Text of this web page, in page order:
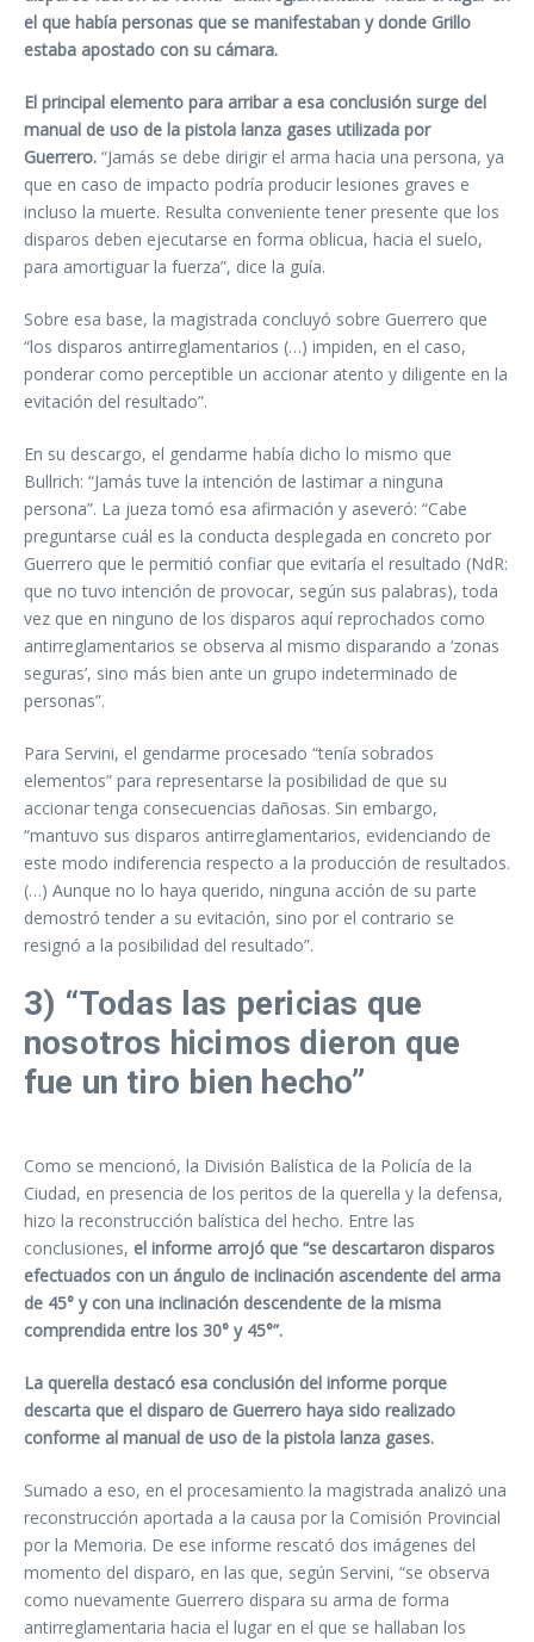
el que había personas que se manifestaban y donde Grillo
estaba apostado con su cámara.
El principal elemento para arribar a esa conclusión surge del
manual de uso de la pistola lanza gases utilizada por
Guerrero. “Jamás se debe dirigir el arma hacia una persona, ya
que en caso de impacto podría producir lesiones graves e
incluso la muerte. Resulta conveniente tener presente que los
disparos deben ejecutarse en forma oblicua, hacia el suelo,
para amortiguar la fuerza”, dice la guía.
Sobre esa base, la magistrada concluyó sobre Guerrero que
“los disparos antirreglamentarios (…) impiden, en el caso,
ponderar como perceptible un accionar atento y diligente en la
evitación del resultado”.
En su descargo, el gendarme había dicho lo mismo que
Bullrich: “Jamás tuve la intención de lastimar a ninguna
persona”. La jueza tomó esa afirmación y aseveró: “Cabe
preguntarse cuál es la conducta desplegada en concreto por
Guerrero que le permitió confiar que evitaría el resultado (NdR:
que no tuvo intención de provocar, según sus palabras), toda
vez que en ninguno de los disparos aquí reprochados como
antirreglamentarios se observa al mismo disparando a ‘zonas
seguras’, sino más bien ante un grupo indeterminado de
personas”.
Para Servini, el gendarme procesado “tenía sobrados
elementos” para representarse la posibilidad de que su
accionar tenga consecuencias dañosas. Sin embargo,
“mantuvo sus disparos antirreglamentarios, evidenciando de
este modo indiferencia respecto a la producción de resultados.
(…) Aunque no lo haya querido, ninguna acción de su parte
demostró tender a su evitación, sino por el contrario se
resignó a la posibilidad del resultado”.
3) “Todas las pericias que
nosotros hicimos dieron que
fue un tiro bien hecho”
Como se mencionó, la División Balística de la Policía de la
Ciudad, en presencia de los peritos de la querella y la defensa,
hizo la reconstrucción balística del hecho. Entre las
conclusiones, el informe arrojó que “se descartaron disparos
efectuados con un ángulo de inclinación ascendente del arma
de 45° y con una inclinación descendente de la misma
comprendida entre los 30° y 45°”.
La querella destacó esa conclusión del informe porque
descarta que el disparo de Guerrero haya sido realizado
conforme al manual de uso de la pistola lanza gases.
Sumado a eso, en el procesamiento la magistrada analizó una
reconstrucción aportada a la causa por la Comisión Provincial
por la Memoria. De ese informe rescató dos imágenes del
momento del disparo, en las que, según Servini, “se observa
como nuevamente Guerrero dispara su arma de forma
antirreglamentaria hacia el lugar en el que se hallaban los